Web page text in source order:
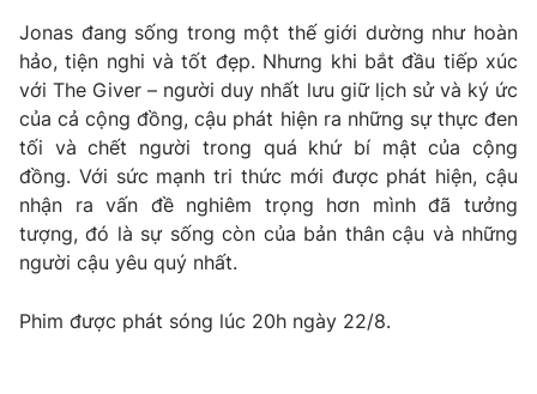
Jonas đang sống trong một thế giới dường như hoàn
hảo, tiện nghi và tốt đẹp. Nhưng khi bắt đầu tiếp xúc
với The Giver – người duy nhất lưu giữ lịch sử và ký ức
của cả cộng đồng, cậu phát hiện ra những sự thực đen
tối và chết người trong quá khứ bí mật của cộng
đồng. Với sức mạnh tri thức mới được phát hiện, cậu
nhận ra vấn đề nghiêm trọng hơn mình đã tưởng
tượng, đó là sự sống còn của bản thân cậu và những
người cậu yêu quý nhất.
Phim được phát sóng lúc 20h ngày 22/8.